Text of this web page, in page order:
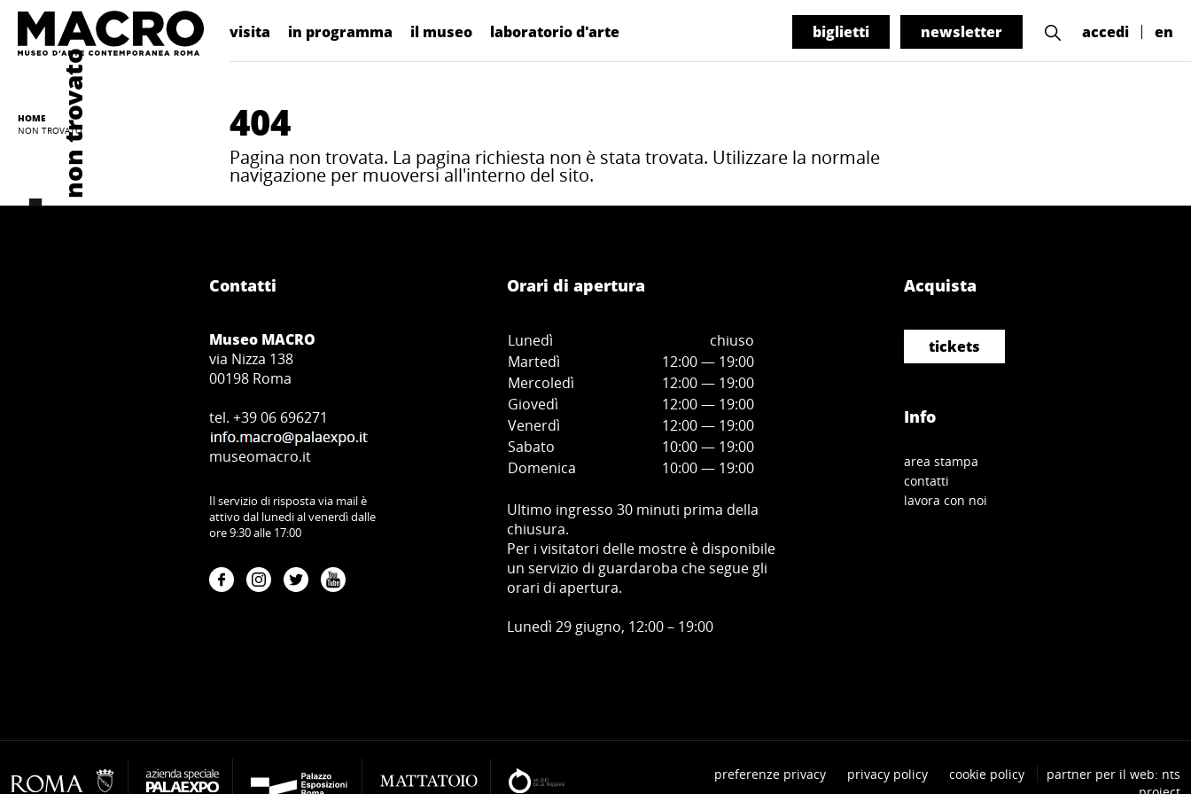
visita in programma il museo laboratorio d'arte biglietti newsletter accedi en
HOME
NON TROVATO
non trovato 404
Pagina non trovata. La pagina richiesta non è stata trovata. Utilizzare la normale
navigazione per muoversi all'interno del sito.
Contatti
Museo MACRO
via Nizza 138
00198 Roma
tel. +39 06 696271
museomacro.it
Il servizio di risposta via mail è
attivo dal lunedi al venerdì dalle
ore 9:30 alle 17:00
Orari di apertura
Lunedì
chiuso
Martedì
12:00 — 19:00
Mercoledì
12:00— 19:00
Giovedì
12:00— 19:00
Venerdì
12:00— 19:00
Sabato
10:00— 19:00
Domenica
10:00— 19:00
Ultimo ingresso 30 minuti prima della
chiusura.
Per i visitatori delle mostre è disponibile
un servizio di guardaroba che segue gli
orari di apertura.
Lunedì 29 giugno, 12:00 – 19:00
Acquista
tickets
Info
area stampa
contatti
lavora con noi
preferenze privacy privacy policy cookie policy
partner per il web: nts